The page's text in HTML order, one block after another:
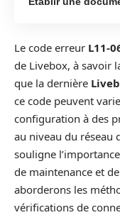
Le code erreur L11-
de Livebox, à savoir
que la dernière
ce code peuvent
configuration à des
au niveau du réseau
souligne
de maintenance et
aborderons les
vérifications de